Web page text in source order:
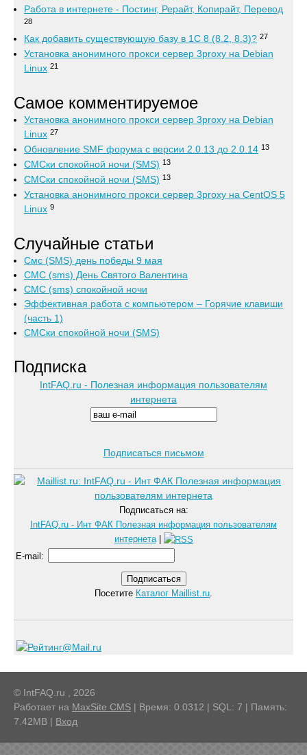
Работа в интернете - Постинг, Рерайт, Копирайт, Перевод
28
Как добавить существующую базу в 1С 8 (8.2, 8.3)? 27
Установка анонимного прокси сервер 3proxy на Debian
Linux 21
Самое комментируемое
Установка анонимного прокси сервер 3proxy на Debian
Linux 27
Обновление SMF форума с версии 2.0.13 до 2.0.14 13
СМСки спокойной ночи (SMS) 13
СМСки спокойной ночи (SMS) 13
Установка анонимного прокси сервер 3proxy на CentOS 5
Linux 9
Случайные статьи
Cмс (SMS) день победы 9 мая
СМС (sms) День Святого Валентина
СМС (sms) спокойной ночи
Эффективная работа с компьютером – Горячие клавиши
(часть 1)
СМСки спокойной ночи (SMS)
Подписка
IntFAQ.ru - Полезная информация пользователям
интернета
Подписаться письмом
Подписаться на:
IntFAQ.ru - Инт ФАК Полезная информация пользователям
интернета|
E-mail :
Посетите Каталог Maillist.ru.
© IntFAQ.ru , 2026
Работает на MaxSite CMS | Время: 0.0312 | SQL: 7 | Память:
7.42MB | Вход